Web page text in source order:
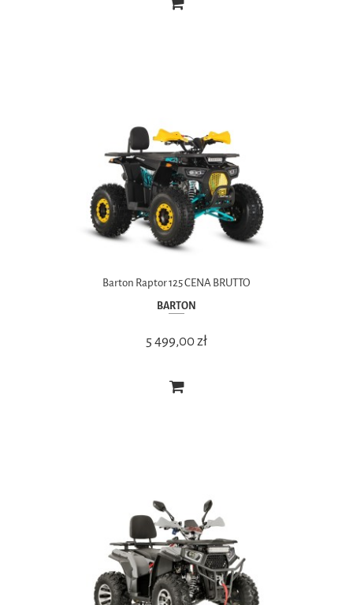
Barton Raptor 125 CENA BRUTTO
BARTON
5 499,00 zł